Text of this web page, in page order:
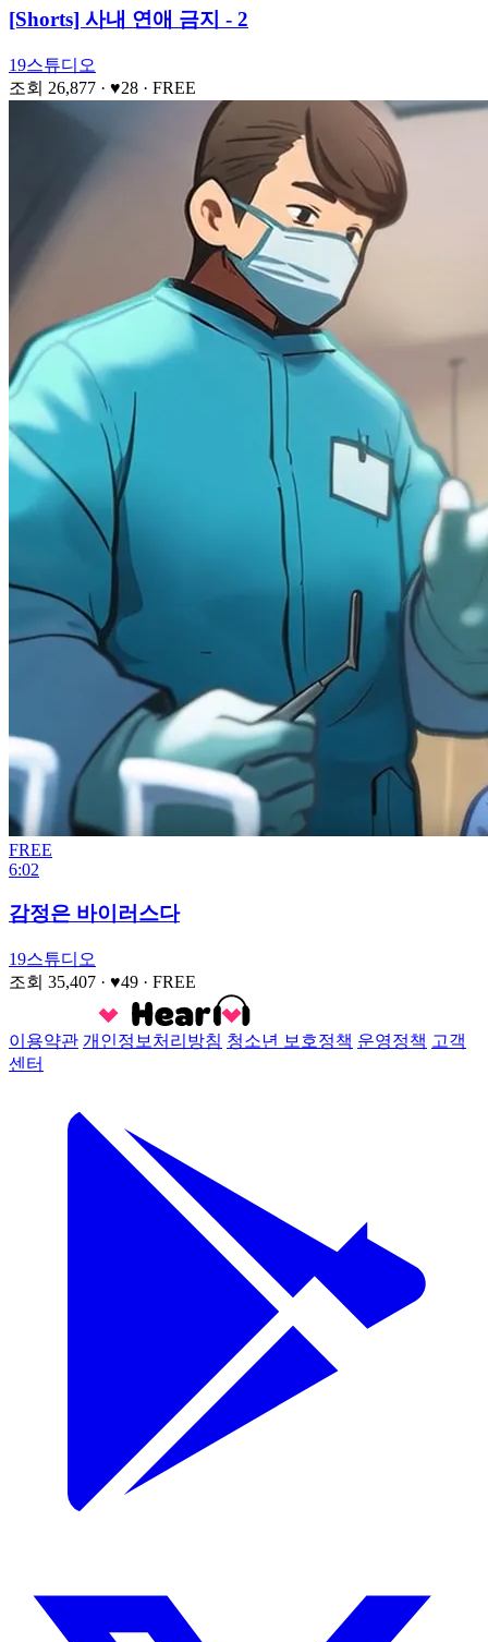
[Shorts] 사내 연애 금지 - 2
19스튜디오
조회 26,877 · ♥28 · FREE
FREE
6:02
감정은 바이러스다
19스튜디오
조회 35,407 · ♥49 · FREE
이용약관 개인정보처리방침 청소년 보호정책 운영정책 고객
센터